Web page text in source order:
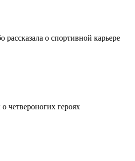
о спортивной карьере
четвероногих героях